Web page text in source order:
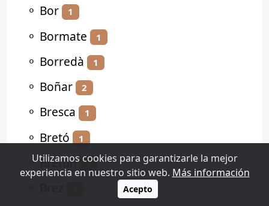
⚬ Bor 1
⚬ Bormate 1
⚬ Borredà 1
⚬ Boñar 2
⚬ Bresca 1
⚬ Bretó 1
⚬Bretún 1
Utilizamos cookies para garantizarle la mejor
experiencia en nuestro sitio web. Más información
Acepto